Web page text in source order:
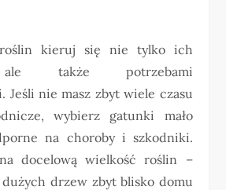
kieruj się nie tylko ich
ale także potrzebami
Jeśli nie masz zbyt wiele czasu
wybierz gatunki mało
na choroby i szkodniki.
docelową wielkość roślin –
drzew zbyt blisko domu